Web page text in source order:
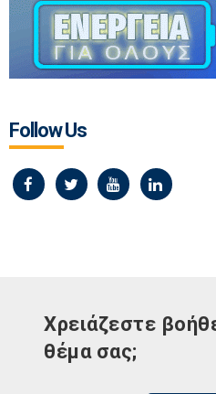
Follow Us
Χρειάζεστε
θέμα σας;